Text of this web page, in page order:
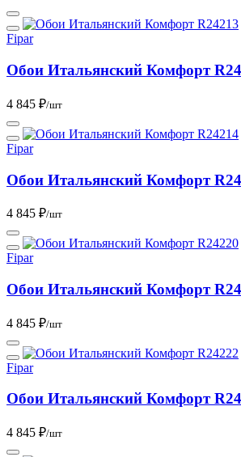
Fipar
Обои Итальянский Комфорт
4 845 ₽/шт
Fipar
Обои Итальянский Комфорт
4 845 ₽/шт
Fipar
Обои Итальянский Комфорт
4 845 ₽/шт
Fipar
Обои Итальянский Комфорт
4 845 ₽/шт